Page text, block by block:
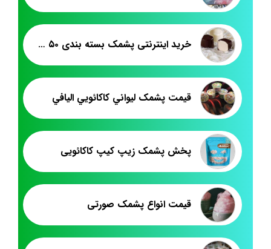
خرید اینترنتی پشمک بسته بندی ۵۰ گرمی
قيمت پشمک ليواني کاکائويي اليافي
پخش پشمک زیپ کیپ کاکائویی
قیمت انواع پشمک صورتی